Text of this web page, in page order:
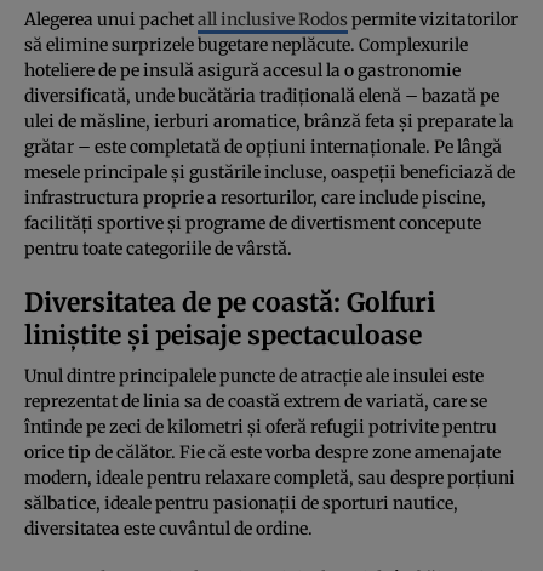
Alegerea unui pachetall inclusive Rodos permite vizitatorilor
să elimine surprizele bugetare neplăcute. Complexurile
hoteliere de pe insulă asigură accesul la o gastronomie
diversificată, unde bucătăria tradițională elenă – bazată pe
ulei de măsline, ierburi aromatice, brânză feta și preparate la
grătar – este completată de opțiuni internaționale. Pe lângă
mesele principale și gustările incluse, oaspeții beneficiază de
infrastructura proprie a resorturilor, care include piscine,
facilități sportive și programe de divertisment concepute
pentru toate categoriile de vârstă.
Diversitatea de pe coastă: Golfuri
liniștite și peisaje spectaculoase
Unul dintre principalele puncte de atracție ale insulei este
reprezentat de linia sa de coastă extrem de variată, care se
întinde pe zeci de kilometri și oferă refugii potrivite pentru
orice tip de călător. Fie că este vorba despre zone amenajate
modern, ideale pentru relaxare completă, sau despre porțiuni
sălbatice, ideale pentru pasionații de sporturi nautice,
diversitatea este cuvântul de ordine.